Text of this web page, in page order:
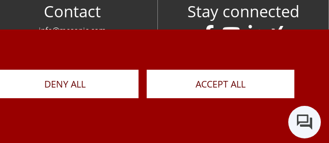
Contact
info@mesonic.com
Stay connected
DENY ALL ACCEPT ALL